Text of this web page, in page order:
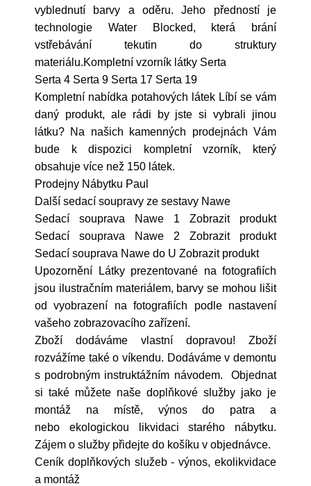
vyblednutí barvy a oděru. Jeho předností je
technologie Water Blocked, která brání
vstřebávání tekutin do struktury
materiálu.Kompletní vzorník látky Serta
Serta 4 Serta 9 Serta 17 Serta 19
Kompletní nabídka potahových látek Líbí se vám
daný produkt, ale rádi by jste si vybrali jinou
látku? Na našich kamenných prodejnách Vám
bude k dispozici kompletní vzorník, který
obsahuje více než 150 látek.
Prodejny Nábytku Paul
Další sedací soupravy ze sestavy Nawe
Sedací souprava Nawe 1 Zobrazit produkt
Sedací souprava Nawe 2 Zobrazit produkt
Sedací souprava Nawe do U Zobrazit produkt
Upozornění Látky prezentované na fotografiích
jsou ilustračním materiálem, barvy se mohou lišit
od vyobrazení na fotografiích podle nastavení
vašeho zobrazovacího zařízení.
Zboží dodáváme vlastní dopravou! Zboží
rozvážíme také o víkendu. Dodáváme v demontu
s podrobným instruktážním návodem. Objednat
si také můžete naše doplňkové služby jako je
montáž na místě, výnos do patra a
nebo ekologickou likvidaci starého nábytku.
Zájem o služby přidejte do košíku v objednávce.
Ceník doplňkových služeb - výnos, ekolikvidace
a montáž